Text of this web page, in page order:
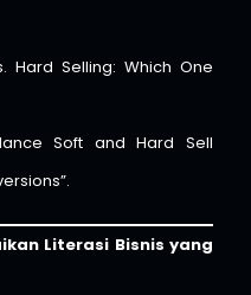
Hard Selling: Which One
Soft and Hard Sell
Literasi Bisnis yang